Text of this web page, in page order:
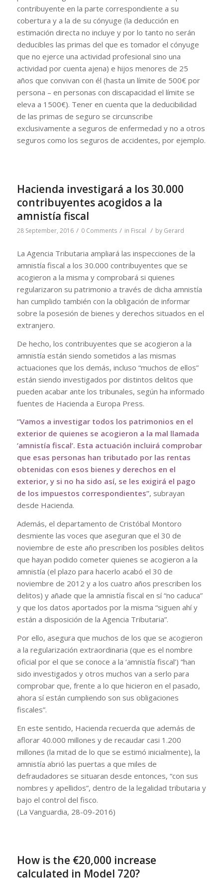
contribuyente en la parte correspondiente a su
cobertura y a la de su cónyuge (la deducción en
estimación directa no incluye y por lo tanto no serán
deducibles las primas del que es tomador el cónyuge
que no ejerce una actividad profesional sino una
actividad por cuenta ajena) e hijos menores de 25
años que convivan con él (hasta un límite de 500€ por
persona – en personas con discapacidad el límite se
eleva a 1500€). Tener en cuenta que la deducibilidad
de las primas de seguro se circunscribe
exclusivamente a seguros de enfermedad y no a otros
seguros como los seguros de accidentes, por ejemplo.
Hacienda investigará a los 30.000
contribuyentes acogidos a la
amnistía fiscal
28 September, 2016 / 0 Comments / in Fiscal / by Gerard
La Agencia Tributaria ampliará las inspecciones de la
amnistía fiscal a los 30.000 contribuyentes que se
acogieron a la misma y comprobará si quienes
regularizaron su patrimonio a través de dicha amnistía
han cumplido también con la obligación de informar
sobre la posesión de bienes y derechos situados en el
extranjero.
De hecho, los contribuyentes que se acogieron a la
amnistía están siendo sometidos a las mismas
actuaciones que los demás, incluso “muchos de ellos”
están siendo investigados por distintos delitos que
pueden acabar ante los tribunales, según ha informado
fuentes de Hacienda a Europa Press.
“Vamos a investigar todos los patrimonios en el
exterior de quienes se acogieron a la mal llamada
‘amnistía fiscal’. Esta actuación incluirá comprobar
que esas personas han tributado por las rentas
obtenidas con esos bienes y derechos en el
exterior, y si no ha sido así, se les exigirá el pago
de los impuestos correspondientes”, subrayan
desde Hacienda.
Además, el departamento de Cristóbal Montoro
desmiente las voces que aseguran que el 30 de
noviembre de este año prescriben los posibles delitos
que hayan podido cometer quienes se acogieron a la
amnistía (el plazo para hacerlo acabó el 30 de
noviembre de 2012 y a los cuatro años prescriben los
delitos) y añade que la amnistía fiscal en sí “no caduca”
y que los datos aportados por la misma “siguen ahí y
están a disposición de la Agencia Tributaria”.
Por ello, asegura que muchos de los que se acogieron
a la regularización extraordinaria (que es el nombre
oficial por el que se conoce a la ‘amnistía fiscal’) “han
sido investigados y otros muchos van a serlo para
comprobar que, frente a lo que hicieron en el pasado,
ahora sí están cumpliendo son sus obligaciones
fiscales”.
En este sentido, Hacienda recuerda que además de
aflorar 40.000 millones y de recaudar casi 1.200
millones (la mitad de lo que se estimó inicialmente), la
amnistía abrió las puertas a que miles de
defraudadores se situaran desde entonces, “con sus
nombres y apellidos”, dentro de la legalidad tributaria y
bajo el control del fisco.
(La Vanguardia, 28-09-2016)
How is the €20,000 increase
calculated in Model 720?